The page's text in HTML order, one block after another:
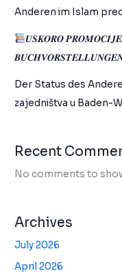
Anderen im Islam
𝑼𝑺𝑲𝑶𝑹𝑶
Der Status des
zajedništva u Baden-
Recent
No comments to
Archives
July 2026
April 2026